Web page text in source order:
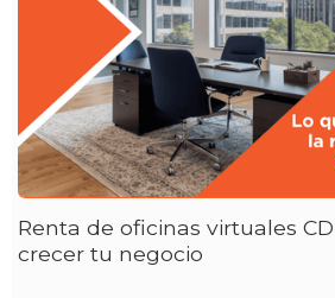
Renta de oficinas virtuales
crecer tu negocio